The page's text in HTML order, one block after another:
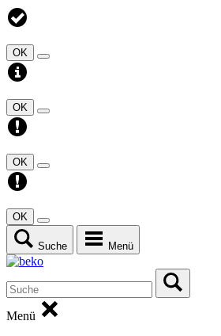
OK
OK
OK
OK
Suche Menü
Menü